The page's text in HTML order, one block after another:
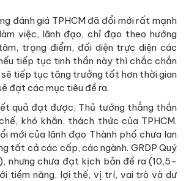
đánh giá TPHCM đã đổi mới rất mạnh
việc, lãnh đạo, chỉ đạo theo hướng
trọng điểm, đối diện trực diện các
tiếp tục tinh thần này thì chắc chắn
sẽ tiếp tục tăng trưởng tốt hơn thời gian
đạt các mục tiêu đề ra.
quả đạt được, Thủ tướng thẳng thắn
khó khăn, thách thức của TPHCM.
mới của lãnh đạo Thành phố chưa lan
tất cả các cấp, các ngành. GRDP Quý
nhưng chưa đạt kịch bản đề ra (10,5-
tiềm năng, lợi thế, vị trí, vai trò và dư